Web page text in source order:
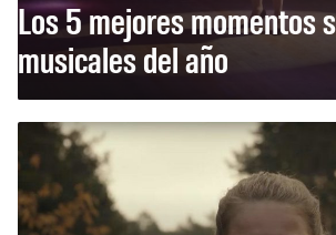
Los 5 mejores momentos
musicales del año